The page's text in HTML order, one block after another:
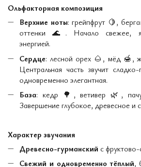
Ольфакторная композиция
Верхние ноты: грейпфрут 🍋,
оттенки🌊 . Начало свежее,
энергией.
Сердце: лесной орех 🌰 , мёд 🍯 ,
Центральная часть звучит
одновременно элегантная.
База: кедр 🌳 , ветивер 🌿 ,
Завершение глубокое, древесное и
Характер звучания
Древесно-гурманский с
Свежий и одновременно тёплый,